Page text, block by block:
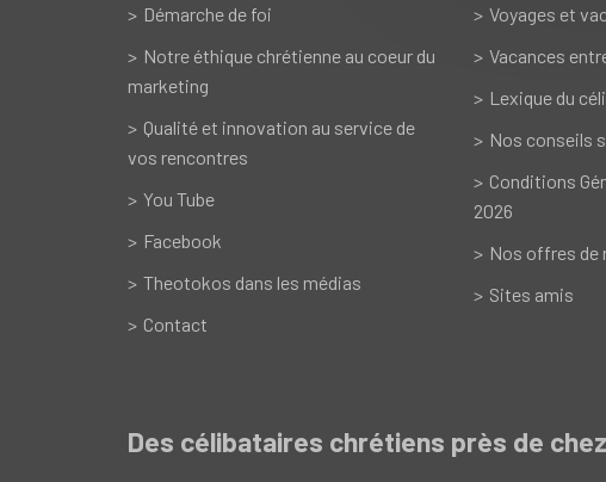
Démarche de foi
Notre éthique chrétienne au coeur du
marketing
Qualité et innovation au service de
vos rencontres
You Tube
Facebook
Theotokos dans les médias
Contact
Voyages et
Vacances
Lexique du
Nos conseils
Conditions
2026
Nos offres de
Sites amis
Des célibataires chrétiens près de